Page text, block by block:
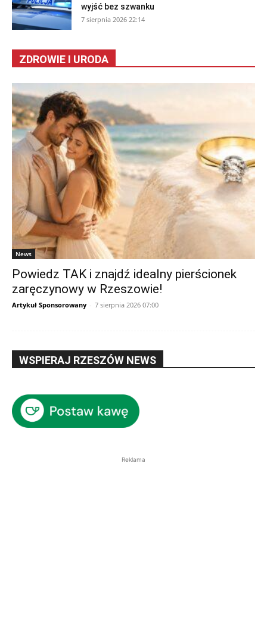
wyjść bez szwanku
7 sierpnia 2026 22:14
ZDROWIE I URODA
News
Powiedz TAK i znajdź idealny pierścionek
zaręczynowy w Rzeszowie!
Artykuł Sponsorowany - 7 sierpnia 2026 07:00
WSPIERAJ RZESZÓW NEWS
Reklama